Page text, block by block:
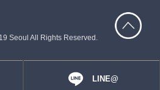
LINE@
Seoul All Rights Reserved.